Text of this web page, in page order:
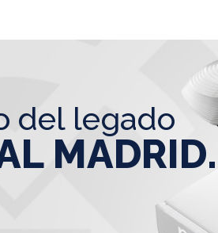
del legado
MADRID.